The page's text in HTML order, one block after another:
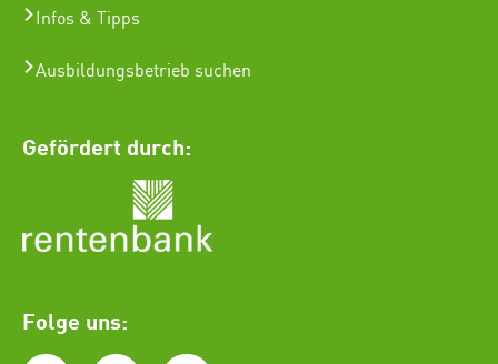
Infos & Tipps
Ausbildungsbetrieb suchen
Gefördert durch:
Folge uns: